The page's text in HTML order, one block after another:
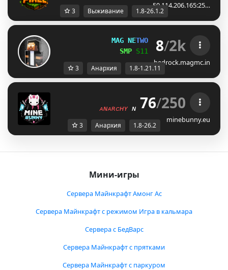
50.114.206.165:25…
3 Выживание 1.8-26.1.2
MAG NETWO
[1.8-1.21.11]
SMP S11 ● Anarchy v6
8/2k
bedrock.magmc.in
3 Анархия 1.8-1.21.11
ᴀɴᴀʀᴄʜʏ ɴᴇᴡ ꜱᴇᴀꜱᴏɴ ʟᴀᴜɴᴄʜᴇᴅ!
76/250
minebunny.eu
3 Анархия 1.8-26.2
Мини-игры
Сервера Майнкрафт Амонг Ас
Сервера Майнкрафт с режимом Игра в кальмара
Сервера с БедВарс
Сервера Майнкрафт с прятками
Сервера Майнкрафт с паркуром